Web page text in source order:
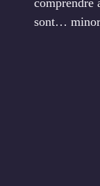
comprendre
sont…